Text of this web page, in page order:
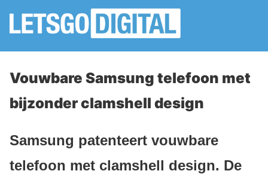
Vouwbare Samsung telefoon met
bijzonder clamshell design
Samsung patenteert vouwbare
telefoon met clamshell design. De